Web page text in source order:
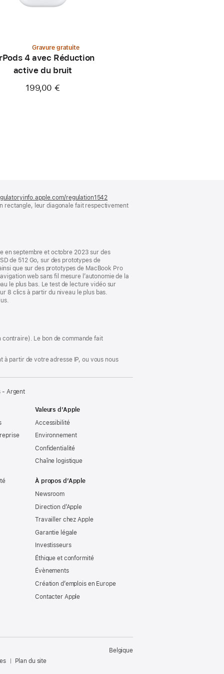
Gravure gratuite
4 avec Réduction
active du bruit
199,00 €
regulation1542
dans
rectangle, leur diagonale fait respectivement
en septembre et octobre 2023 sur des
de 512 Go, sur des prototypes de
que sur des prototypes de MacBook Pro
web sans fil mesure l’autonomie de la
le plus bas. Le test de lecture vidéo sur
8 clics à partir du niveau le plus bas.
contraire). Le bon de commande fait
partir de votre adresse IP, ou vous nous
- Argent
Valeurs d’Apple
Accessibilité
Environnement
Confidentialité
Chaîne logistique
À propos d’Apple
Newsroom
Direction d’Apple
Travailler chez Apple
Garantie légale
Investisseurs
Éthique et conformité
Évènements
Création d’emplois en Europe
Contacter Apple
Plan du site
Belgique